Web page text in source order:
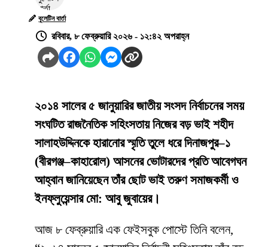
বুলেটিন বার্তা
রবিবার, ৮ ফেব্রুয়ারি ২০২৬ - ১২:৪২ অপরাহ্ন
২০১৪ সালের ৫ জানুয়ারির জাতীয় সংসদ নির্বাচনের সময়
সংঘটিত রাজনৈতিক সহিংসতায় নিজের বড় ভাই শহীদ
সালাহউদ্দিনকে হারানোর স্মৃতি তুলে ধরে দিনাজপুর–১
(বীরগঞ্জ–কাহারোল) আসনের ভোটারদের প্রতি আবেগঘন
আহ্বান জানিয়েছেন তাঁর ছোট ভাই তরুণ সমাজকর্মী ও
ইনফ্লুয়েন্সার মো: আবু জুবায়ের।
আজ ৮ ফেব্রুয়ারি এক ফেইসবুক পোস্টে তিনি বলেন,